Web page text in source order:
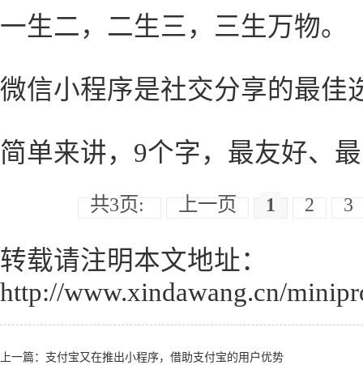
一生二，二生三，三生万物。
微信小程序是社交分享的最佳
简单来讲，9个字，最友好、
共3页: 上一页 1 2 3
转载请注明本文地址：
http://www.xindawang.cn/
上一篇： 支付宝又在推出小程序，借助支付宝的用户优势